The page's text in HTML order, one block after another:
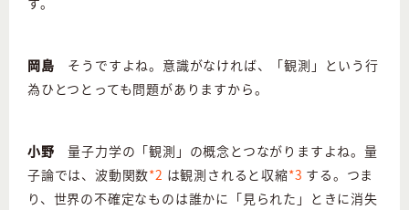
岡島 そうですよね。意識がなければ、「観測」という行
為ひとつとっても問題がありますから。
小野 量子力学の「観測」の概念とつながりますよね。量
子論では、波動関数*2 は観測されると収縮*3 する。つま
り、世界の不確定なものは誰かに「見られた」ときに消失